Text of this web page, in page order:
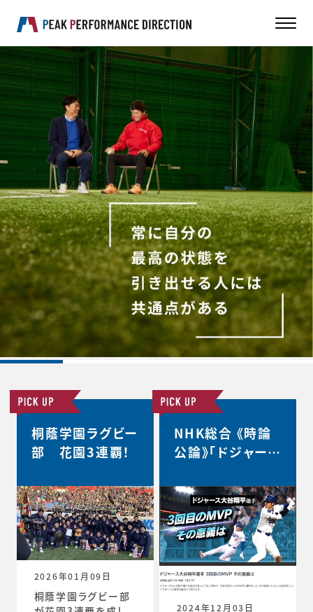
桐蔭学園ラグビー
部 花園3連覇！
2026年01月09日
桐蔭学園ラグビー部
NHK総合 《時論
公論》「ドジャース
回目のMVP その
意義は」
2024年12月03日